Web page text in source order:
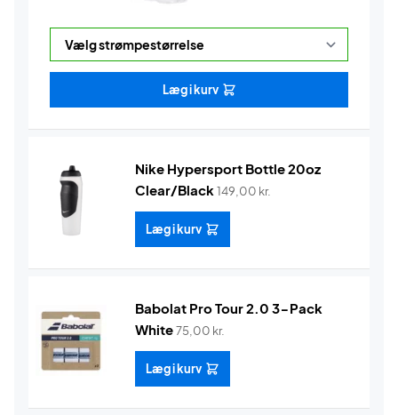
Læg i kurv
Nike Hypersport Bottle 20oz
Clear/Black149,00 kr.
Læg i kurv
Babolat Pro Tour 2.0 3-Pack
White75,00 kr.
Læg i kurv